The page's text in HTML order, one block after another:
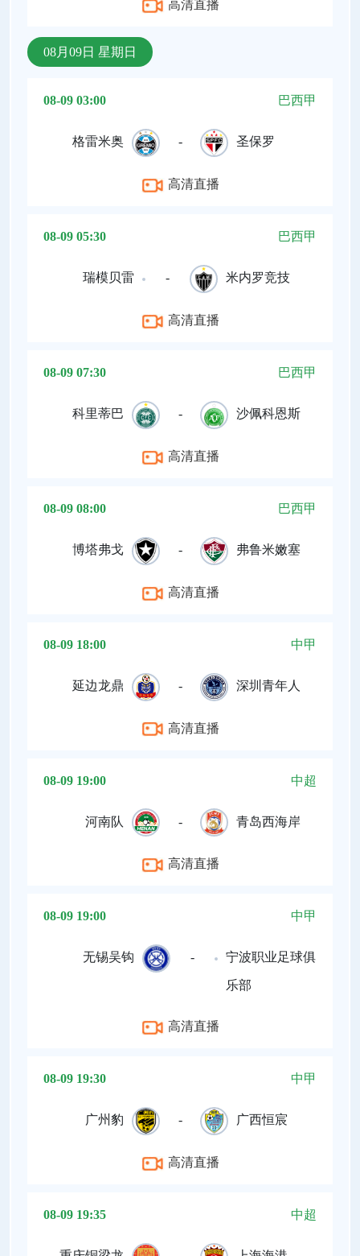
高清直播
08月09日 星期日
08-09 03:00 巴西甲
格雷米奥 - 圣保罗
高清直播
08-09 05:30 巴西甲
瑞模贝雷 - 米内罗竞技
高清直播
08-09 07:30 巴西甲
科里蒂巴 - 沙佩科恩斯
高清直播
08-09 08:00 巴西甲
博塔弗戈 - 弗鲁米嫩塞
高清直播
08-09 18:00 中甲
延边龙鼎 - 深圳青年人
高清直播
08-09 19:00 中超
河南队 - 青岛西海岸
高清直播
08-09 19:00 中甲
无锡吴钩 - 宁波职业足球俱
乐部
高清直播
08-09 19:30 中甲
广州豹 - 广西恒宸
高清直播
08-09 19:35 中超